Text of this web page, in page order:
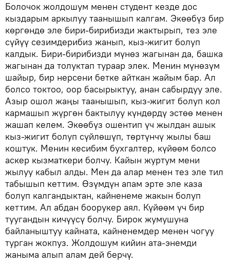
Болочок жолдошум менен студент кезде дос
кыздарым аркылуу таанышып калгам. Экөөбүз бир
көргөндө эле бири-бирибизди жактырып, тез эле
сүйүү сезимдерибиз жанып, кыз-жигит болуп
калдык. Бири-бирибизди мүнөз жагынан да, башка
жагынан да толуктап тураар элек. Менин мүнөзүм
шайыр, бир нерсени бетке айткан жайым бар. Ал
болсо токтоо, оор басырыктуу, анан сабырдуу эле.
Азыр ошол жаңы таанышып, кыз-жигит болуп кол
кармашып жүргөн бактылуу күндөрдү эстөө менен
жашап келем. Экөөбүз ошентип үч жылдан ашык
кыз-жигит болуп сүйлөшүп, төртүнчү жылы баш
коштук. Менин кесибим бухгалтер, күйөөм болсо
аскер кызматкери болчу. Кайын журтум мени
жылуу кабыл алды. Мен да алар менен тез эле тил
табышып кеттим. Өзүмдүн апам эрте эле каза
болуп калгандыктан, кайненеме жакын болуп
кеттим. Ал абдан боорукер аял. Күйөөм үч бир
туугандын кичүүсү болчу. Бирок жумушуна
байланыштуу кайната, кайненемдер менен чогуу
турган жокпуз. Жолдошум кийин ата-энемди
жаныма алып алам дей берчү.